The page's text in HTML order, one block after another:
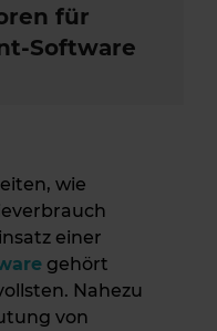
für
Software
wie
einer
gehört
Nahezu
von